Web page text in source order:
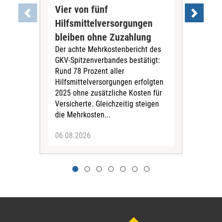
Vier von fünf
Hilfsmittelversorgungen
bleiben ohne Zuzahlung
Der achte Mehrkostenbericht des
GKV-Spitzenverbandes bestätigt:
Rund 78 Prozent aller
Hilfsmittelversorgungen erfolgten
2025 ohne zusätzliche Kosten für
Versicherte. Gleichzeitig steigen
die Mehrkosten...
06.08.2026